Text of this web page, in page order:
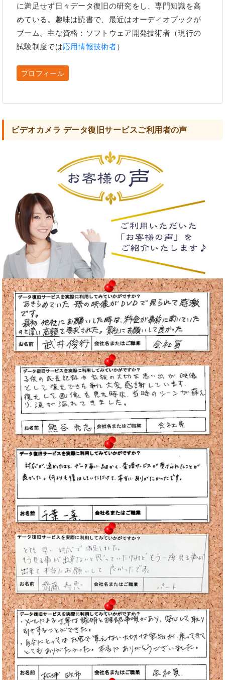
に満足せず日々データ復旧の研究をし、専門知識を高
めている。趣味は読書で、最近はオーディオブックが
ブーム。主な資格：ソフトウェア開発技術者（現行の
試験制度では応用情報技術者）
プロフィール
ビデオカメラ データ復旧サービスご利用者の声